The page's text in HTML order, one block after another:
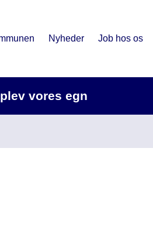
Nyheder Job hos os
vores egn